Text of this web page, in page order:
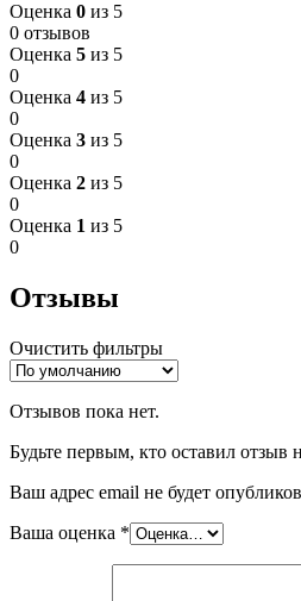
Оценка 0 из 5
0 отзывов
Оценка 5 из 5
0
Оценка 4 из 5
0
Оценка 3 из 5
0
Оценка 2 из 5
0
Оценка 1 из 5
0
Отзывы
Очистить фильтры
Отзывов пока нет.
Будьте первым, кто оставил
Ваш адрес email не будет
Ваша оценка *